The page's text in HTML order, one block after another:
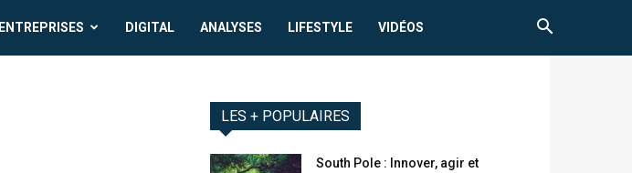
ENTREPRISES DIGITAL ANALYSES LIFESTYLE VIDÉOS
LES + POPULAIRES
South Pole : Innover, agir et